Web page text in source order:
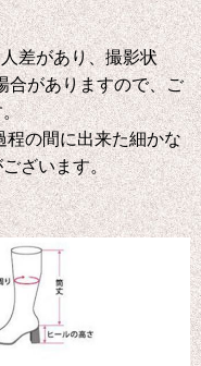
差があり、撮影状
合がありますので、ご
の間に出来た細かな
ざいます。